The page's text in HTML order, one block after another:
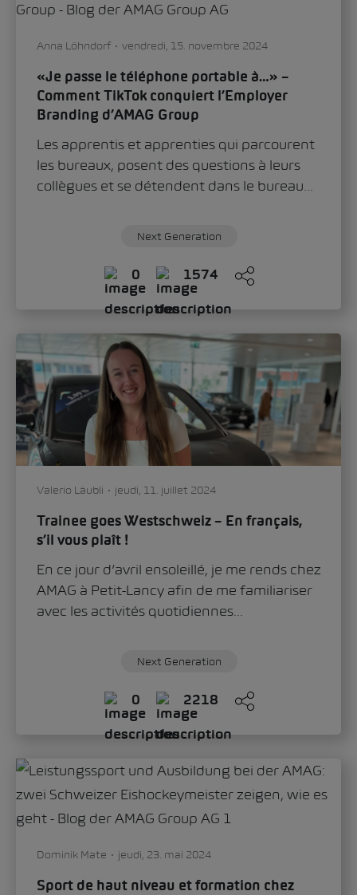
Anna Löhndorf vendredi, 15. novembre 2024
«Je passe le téléphone portable à…» –
Comment TikTok conquiert l’Employer
Branding d’AMAG Group
Les apprentis et apprenties qui parcourent
les bureaux, posent des questions à leurs
collègues et se détendent dans le bureau...
Next Generation
0 1574
Valerio Läubli jeudi, 11. juillet 2024
Trainee goes Westschweiz – En français,
s’il vous plaît !
En ce jour d’avril ensoleillé, je me rends chez
AMAG à Petit-Lancy afin de me familiariser
avec les activités quotidiennes...
Next Generation
0 2218
Dominik Mate jeudi, 23. mai 2024
Sport de haut niveau et formation chez